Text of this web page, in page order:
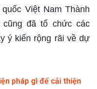
Việt Nam Thành
cũng đã tổ chức các
ý kiến rộng rãi về dự
pháp gì để cải thiện